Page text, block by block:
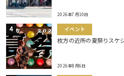
2026年7月10日
イベント
枚方の近所の夏祭りスケ
2026年8月6日